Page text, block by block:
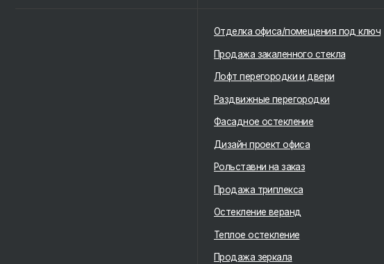
Остекление веранд
Теплое остекление
Продажа триплекса
Рольставни на заказ
Дизайн проект офиса